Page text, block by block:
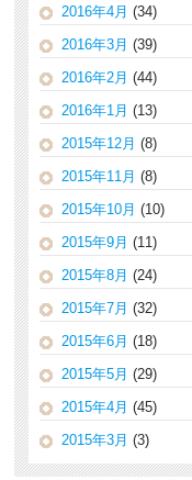
2016年4月 (34)
2016年3月 (39)
2016年2月 (44)
2016年1月 (13)
2015年12月 (8)
2015年11月 (8)
2015年10月 (10)
2015年9月 (11)
2015年8月 (24)
2015年7月 (32)
2015年6月 (18)
2015年5月 (29)
2015年4月 (45)
2015年3月 (3)